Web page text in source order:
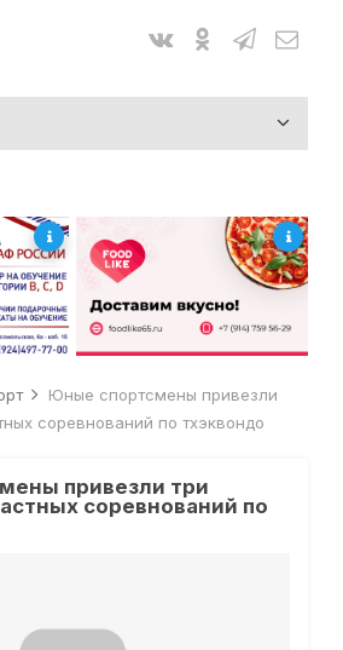
Юные спортсмены привезли
соревнований по тхэквондо
привезли три
соревнований по